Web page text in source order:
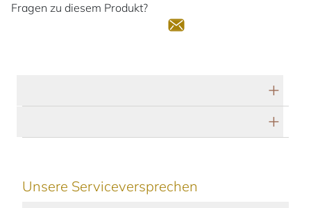
Fragen zu diesem Produkt?
Unsere Serviceversprechen